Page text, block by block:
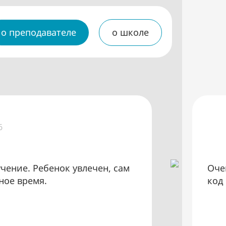
о преподавателе о школе
Ребенок увлечен, сам
время.